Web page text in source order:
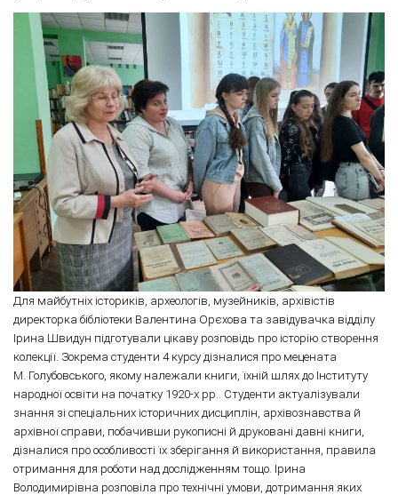
Для майбутніх істориків, археологів, музейників, архівістів
директорка бібліотеки Валентина Орєхова та завідувачка відділу
Ірина Швидун підготували цікаву розповідь про історію створення
колекції. Зокрема студенти 4 курсу дізналися про мецената
М. Голубовського, якому належали книги, їхній шлях до Інституту
народної освіти на початку 1920-х рр.. Студенти актуалізували
знання зі спеціальних історичних дисциплін, архівознавства й
архівної справи, побачивши рукописні й друковані давні книги,
дізналися про особливості їх зберігання й використання, правила
отримання для роботи над дослідженням тощо. Ірина
Володимирівна розповіла про технічні умови, дотримання яких